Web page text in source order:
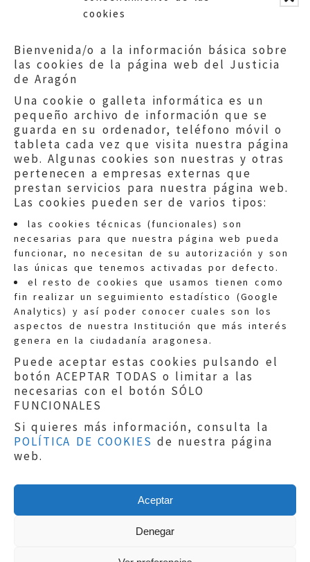
cookies
Bienvenida/o a la información básica sobre
las cookies de la página web del Justicia
de Aragón
Una cookie o galleta informática es un
pequeño archivo de información que se
guarda en su ordenador, teléfono móvil o
tableta cada vez que visita nuestra página
web. Algunas cookies son nuestras y otras
pertenecen a empresas externas que
prestan servicios para nuestra página web.
Las cookies pueden ser de varios tipos:
las cookies técnicas (funcionales) son
necesarias para que nuestra página web pueda
funcionar, no necesitan de su autorización y son
las únicas que tenemos activadas por defecto.
el resto de cookies que usamos tienen como
fin realizar un seguimiento estadístico (Google
Analytics) y así poder conocer cuales son los
aspectos de nuestra Institución que más interés
genera en la ciudadanía aragonesa.
Puede aceptar estas cookies pulsando el
botón ACEPTAR TODAS o limitar a las
necesarias con el botón SÓLO
FUNCIONALES
Si quieres más información, consulta la
POLÍTICA DE COOKIES de nuestra página
web.
Aceptar
Denegar
Quejas:quejas@eljusticiadearagon.es
Información general:
informacion@eljusticiadearagon.es
Teléfonos:900 210 210/
Aviso legal|Política de privacidad|
Protección de Datos
Política de cookies
Copyright © 2019El Justicia de Aragón|
Sephor Consulting